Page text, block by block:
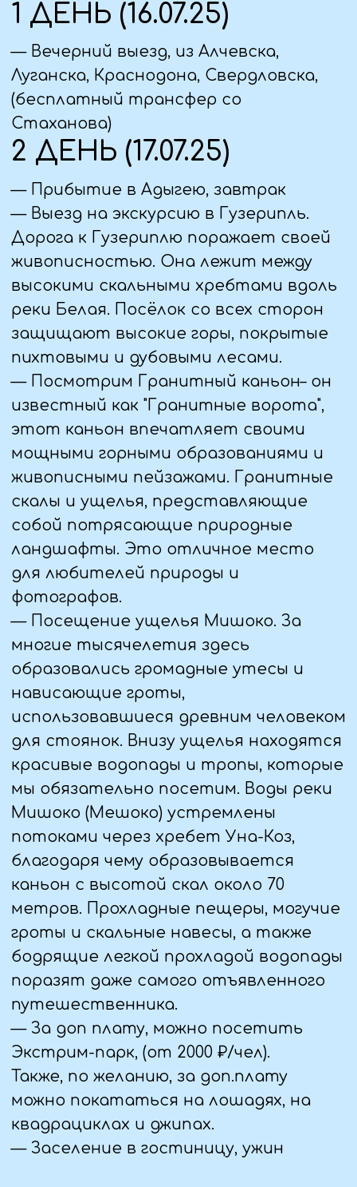
экскурсию.
— Экскурсия на плато Лаго-Наки- это
уникальный уголок природы Большого
Кавказа. По дороге к плато,
остановимся на живописных
панорамных точках, чтобы Вы могли
еще раз насладиться
открывающимися видами и сделать
запоминающиеся фотографии.
место славится великолепными
альпийскими лугами и уникальным
флористическим разнообразием.
Здесь также встречаются
удивительные ландшафты, включая
заснеженные поляны, которые
лето.
— Посещение Азишской пещеры.
Известна своими величественными
4 ДЕНЬ (19.07.25)
— Завтрак, выезд на экскурсию на
внедорожниках к Университетским
Университетские водопады
являются одними из самых
знаменитых водопадов в
окрестностях поселка Мезмай. Это
действительно грандиозные места!
Водопад Университетский высотой
около 60 метров поразит Вас своей
мощью и масштабом.
— Устроим пикник на природе
(входит в стоимость)
— Возвращение в гостиницу, ужин
3 ДЕНЬ (18.07.25)
ландшафты. Это отличное место
для любителей природы и
фотографов.
— Посещение ущелья Мишоко. За
многие тысячелетия здесь
образовались громадные утесы и
нависающие гроты,
использовавшиеся древним человеком
для стоянок. Внизу ущелья находятся
красивые водопады и тропы, которые
мы обязательно посетим. Воды реки
Мишоко (Мешоко) устремлены
потоками через хребет Уна-Коз,
благодаря чему образовывается
каньон с высотой скал около 70
гроты и скальные навесы, а также
бодрящие легкой прохладой водопады
путешественника.
— За доп плату, можно посетить
Экстрим-парк, (от 2000 ₽/чел).
Также, по желанию, за доп.плату
можно покататься на лошадях, на
квадрациклах и джипах.
— Заселение в гостиницу, ужин